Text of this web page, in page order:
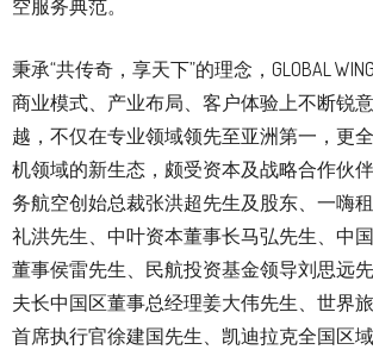
空服务典范。
秉承“共传奇，享天下”的理念，GLOBAL
商业模式、产业布局、客户体验上不断锐
越，不仅在专业领域领先至亚洲第一，更
机领域的新生态，颇受资本及战略合作伙
务航空创始总裁张洪超先生及股东、一嗨
礼洪先生、中叶资本董事长马弘先生、中
董事侯雷先生、民航投资基金领导刘思远
夫长中国区董事总经理姜大伟先生、世界
首席执行官徐建国先生、凯迪拉克全国区